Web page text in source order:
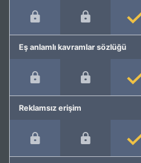
Eş anlamlı kavramlar sözlüğü
Reklamsız erişim